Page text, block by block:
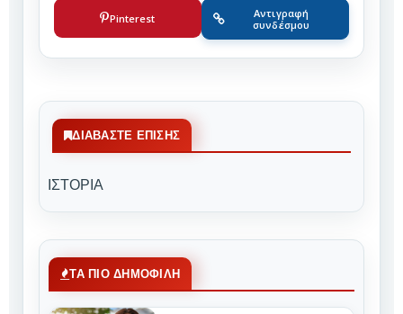
Pinterest
Αντιγραφή
συνδέσμου
ΔΙΑΒΆΣΤΕ ΕΠΊΣΗΣ
ΙΣΤΟΡΙΑ
ΤΑ ΠΙΟ ΔΗΜΟΦΙΛΗ